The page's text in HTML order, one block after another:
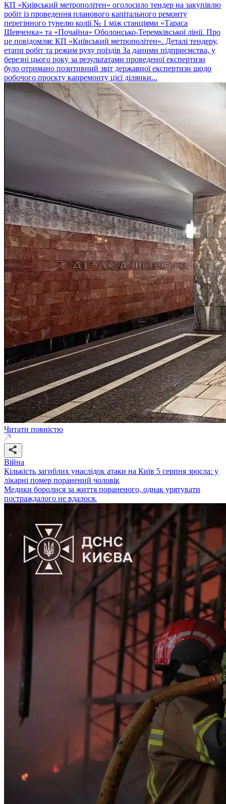
КП «Київський метрополітен» оголосило тендер на закупівлю
робіт із проведення планового капітального ремонту
перегінного тунелю колії № 1 між станціями «Тараса
Шевченка» та «Почайна» Оболонсько-Теремківської лінії. Про
це повідомляє КП «Київський метрополітен». Деталі тендеру,
етапи робіт та режим руху поїздів За даними підприємства, у
березні цього року за результатами проведеної експертизи
було отримано позитивний звіт державної експертизи щодо
робочого проєкту капремонту цієї ділянки...
Читати повністю
Війна
Кількість загиблих унаслідок атаки на Київ 5 серпня зросла: у
лікарні помер поранений чоловік
Медики боролися за життя пораненого, однак урятувати
постраждалого не вдалося.